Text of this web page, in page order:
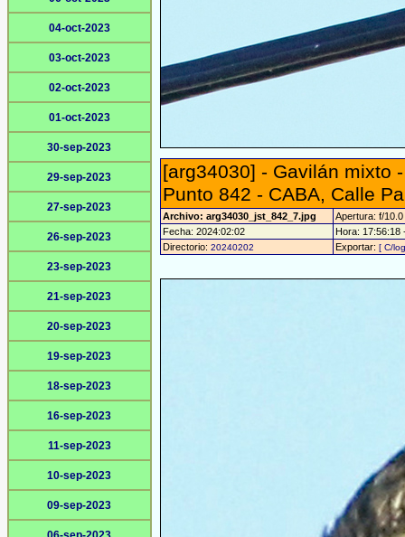
04-oct-2023
03-oct-2023
02-oct-2023
01-oct-2023
30-sep-2023
29-sep-2023
27-sep-2023
26-sep-2023
23-sep-2023
21-sep-2023
20-sep-2023
19-sep-2023
18-sep-2023
16-sep-2023
11-sep-2023
10-sep-2023
09-sep-2023
[arg34030] - Gavilán mixto
Punto 842 - CABA, Calle
Archivo: arg34030_jst_842_7.jpg
Apertura: f/10.0
Fecha: 2024:02:02
Hora: 17:56:18
Directorio: 20240202 Exportar: [ C/